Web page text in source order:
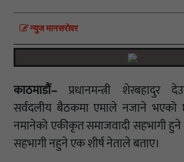
न्युज मानसराेवर
काठमाडौं– प्रधानमन्त्री शेरबहादुर
सर्वदलीय बैठकमा एमाले नजाने
नमानेको एकीकृत समाजवादी सहभागी
सहभागी नहुने एक शीर्ष नेताले बताए।